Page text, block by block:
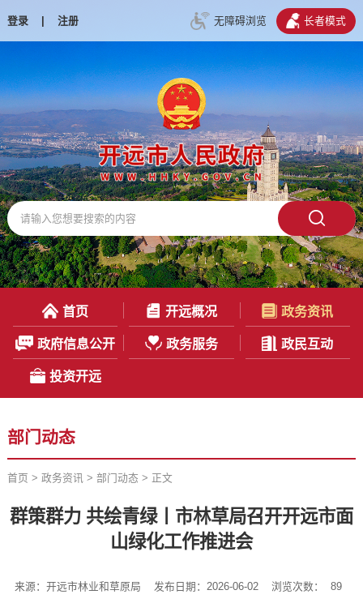
登录 | 注册 无障碍浏览 长者模式
首页 开远概况 政务资讯
政府信息公开 政务服务 政民互动
投资开远
部门动态
首页 > 政务资讯> 部门动态 > 正文
群策群力 共绘青绿丨市林草局召开开远市面
山绿化工作推进会
来源：开远市林业和草原局 发布日期：2026-06-02 浏览次数： 89